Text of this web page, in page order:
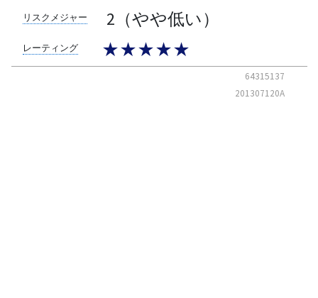
リスクメジャー 2（やや低い）
レーティング ★★★★★
64315137
201307120A